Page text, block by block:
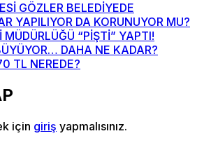
GÖZLER BELEDİYEDE
YAPILIYOR DA KORUNUYOR MU?
MÜDÜRLÜĞÜ “PİŞTİ” YAPTI!
DAHA NE KADAR?
TL NEREDE?
için giriş yapmalısınız.